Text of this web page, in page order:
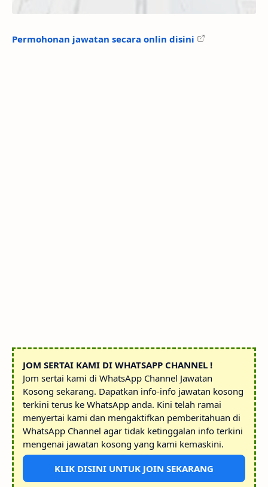
Permohonan jawatan secara onlin disini
JOM SERTAI KAMI DI WHATSAPP CHANNEL !
Jom sertai kami di WhatsApp Channel Jawatan
Kosong sekarang. Dapatkan info-info jawatan kosong
terkini terus ke WhatsApp anda. Kini telah ramai
menyertai kami dan mengaktifkan pemberitahuan di
WhatsApp Channel agar tidak ketinggalan info terkini
mengenai jawatan kosong yang kami kemaskini.
KLIK DISINI UNTUK JOIN SEKARANG